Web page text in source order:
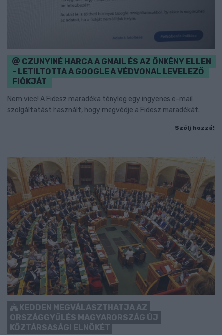
CZUNYINÉ HARCA A GMAIL ÉS AZ ÖNKÉNY ELLEN
- LETILTOTTA A GOOGLE A VÉDVONAL LEVELEZŐ
FIÓKJÁT
Nem vicc! A Fidesz maradéka tényleg egy ingyenes e-mail
szolgáltatást használt, hogy megvédje a Fidesz maradékát.
Szólj hozzá!
KEDDEN MEGVÁLASZTHATJA AZ
ORSZÁGGYŰLÉS MAGYARORSZÁG ÚJ
KÖZTÁRSASÁGI ELNÖKÉT